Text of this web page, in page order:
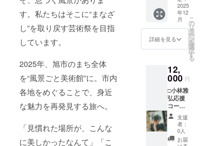
す。私たちはそこに“まなざ
し”を取り戻す芸術祭を目指
しています。
2025年、旭市のまち全体
を“風景ごと美術館”に。市内
各地をめぐることで、身近
な魅力を再発見する旅へ。
「見慣れた場所が、こんな
に美しかったなんて」「こ
るお名
前をご
記入く
※写真の
作品は
す。
刷物を
掲示す
る可能
性が高
いです
時、必
ず備考
欄に掲
載を希
望され
るお名
前をご
記入く
ださい
※誹謗中
（団体
名、
ニック
ネー
ム、匿
考欄」
に書い
さい。
※誹謗中
傷的な
文言な
どはお
断りし
ます。
ダー＋
ガイド
ブック
２冊＋
支援者
様のお
げー期
間中、
南隆一
作品の
近くに
掲示致
しま
す。掲
示して
ほしい
2025
年12
月
詳細を見る
こ
の
リ
タ
ー
ン
を
選
択
す
る
12,
000 円
□小林雅
弘応援
コース□
作家制
作のポ
スト
カード
支援
者：
0人
お届